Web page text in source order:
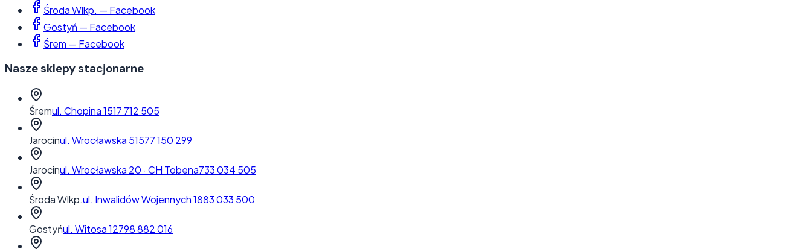
Środa Wlkp. — Facebook
Gostyń— Facebook
Śrem — Facebook
Nasze sklepy stacjonarne
Śremul. Chopina 1517 712 505
Jarocinul. Wrocławska 51577 150 299
Jarocinul. Wrocławska 20 · CH Tobena733 034 505
Środa Wlkp.ul. Inwalidów Wojennych 1883 033 500
Gostyńul. Witosa 12798 882 016